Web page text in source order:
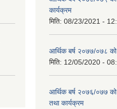
कार्यक्रम
मिति: 08/23/2021 -
आर्थिक बर्ष २०७७/०७८ को
मिति: 12/05/2020 -
आर्थिक बर्ष २०७६/०७७ को
तथा कार्यक्रम